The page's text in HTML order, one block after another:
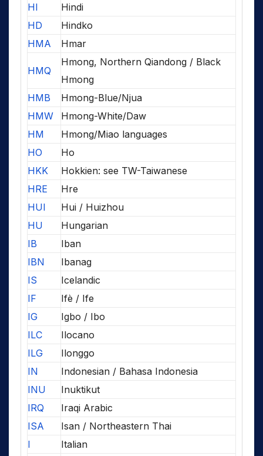
HI
Hindi
HD
Hindko
HMA
Hmar
HMQ
Hmong, Northern Qiandong / Black
Hmong
HMB
Hmong-Blue/Njua
HMW
Hmong-White/Daw
HM
Hmong/Miao languages
HO
Ho
HKK
Hokkien: see TW-Taiwanese
HRE
Hre
HUI
Hui / Huizhou
HU
Hungarian
IB
Iban
IBN
Ibanag
IS
Icelandic
IF
Ifè / Ife
IG
Igbo / Ibo
ILC
Ilocano
ILG
Ilonggo
IN
Indonesian / Bahasa Indonesia
INU
Inuktikut
IRQ
Iraqi Arabic
ISA
Isan / Northeastern Thai
I
Italian